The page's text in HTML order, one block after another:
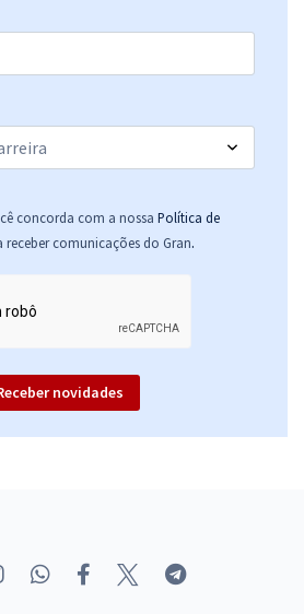
concorda com a nossa Política de
receber comunicações do Gran.
novidades